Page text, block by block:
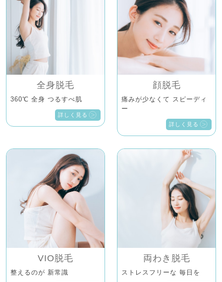
全身脱毛
360℃ 全身 つるすべ肌
詳しく見る
顔脱毛
痛みが少なくて スピーディ
ー
詳しく見る
VIO脱毛
整えるのが 新常識
両わき脱毛
ストレスフリーな 毎日を